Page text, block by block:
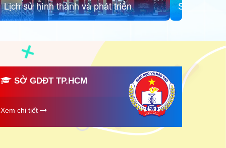
Sứ mệnh - Tầm nhìn - Giá trị cốt lõi
SỞ GDĐT TP.HCM
Xem chi tiết